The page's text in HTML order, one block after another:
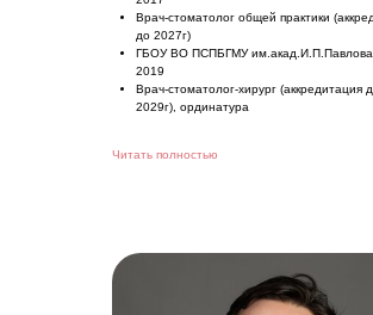
Врач-стоматолог общей практики
до 2027г)
ГБОУ ВО ПСПБГМУ
2019
Врач-стоматолог-хирург (аккредитация
2029г), ординатура
Читать полностью